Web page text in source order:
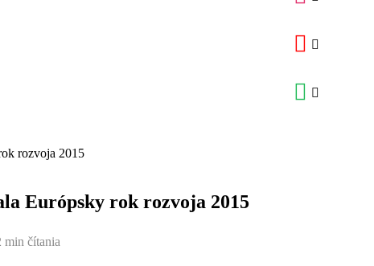
Európsky rok rozvoja 2015
min čítania